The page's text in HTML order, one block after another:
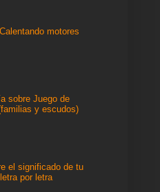
motores
sobre Juego de
y escudos)
el significado de tu
por letra